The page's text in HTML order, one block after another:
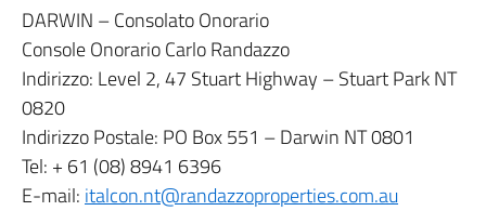
DARWIN – Consolato Onorario
Console Onorario Carlo Randazzo
Indirizzo: Level 2, 47 Stuart Highway – Stuart Park NT
0820
Indirizzo Postale: PO Box 551 – Darwin NT 0801
Tel: + 61 (08) 8941 6396
E-mail: italcon.nt@randazzoproperties.com.au